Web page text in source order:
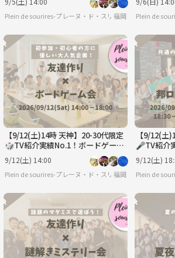
Plein de sourires-プレーヌ・ド・スリール-【20代/30代の
福岡 Plein de
【9/12(土)14時 天神】20-30代限定
🎲TV紹介実績No.1！ボードゲーム
で友達作り☆初心者歓迎／満席続
出！
9/12(土) 14:00
Plein de sourires-プレーヌ・ド・スリール-【20代/30代の
福岡
【9/12(土
🎤TV紹介
友達作り
9/12(土)
Plein de